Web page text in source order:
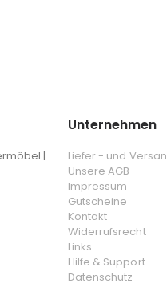
|
Unternehmen
Liefer - und
Unsere AGB
Impressum
Gutscheine
Kontakt
Widerrufsrecht
Links
Hilfe & Support
Datenschutz